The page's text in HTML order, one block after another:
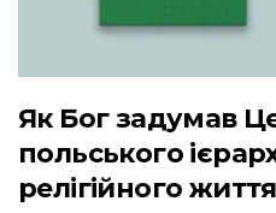
Як Бог задумав
польського
релігійного життя